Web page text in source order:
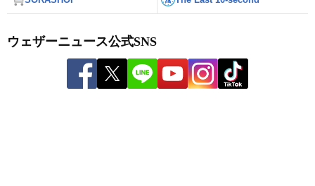
ウェザーニュース公式SNS